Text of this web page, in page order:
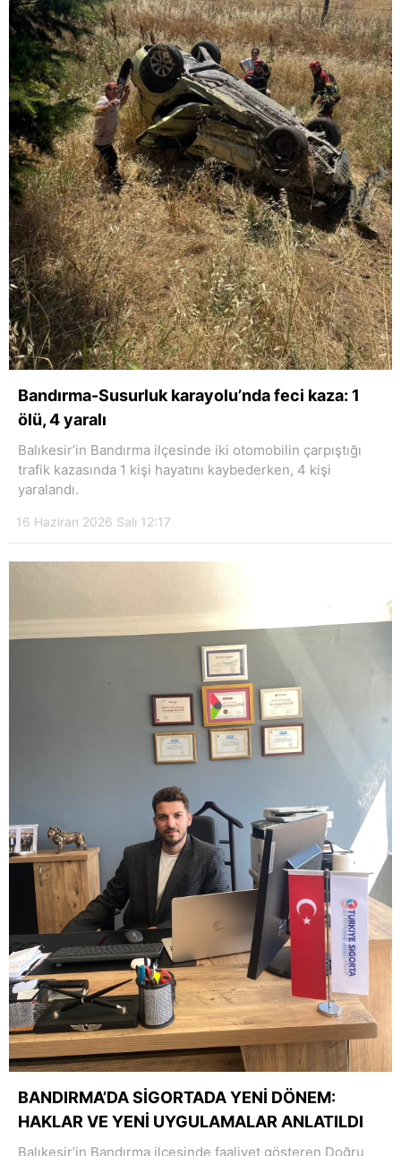
Bandırma-Susurluk karayolu’nda feci kaza: 1
ölü, 4 yaralı
Balıkesir’in Bandırma ilçesinde iki otomobilin çarpıştığı
trafik kazasında 1 kişi hayatını kaybederken, 4 kişi
yaralandı.
16 Haziran 2026 Salı 12:17
BANDIRMA’DA SİGORTADA YENİ DÖNEM:
HAKLAR VE YENİ UYGULAMALAR ANLATILDI
Balıkesir’in Bandırma ilçesinde faaliyet gösteren Doğru